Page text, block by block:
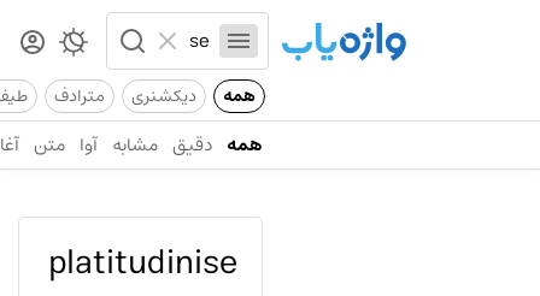
همه دیکشنری مترادف
همه دقیق مشابه آوا متن
platitudinise